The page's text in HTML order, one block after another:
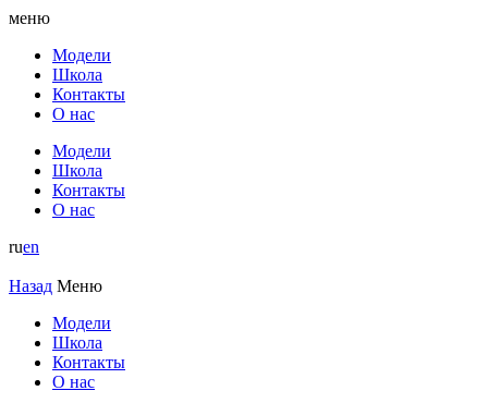
меню
Модели
Школа
Контакты
О нас
Модели
Школа
Контакты
О нас
ruen
Назад Меню
Модели
Школа
Контакты
О нас